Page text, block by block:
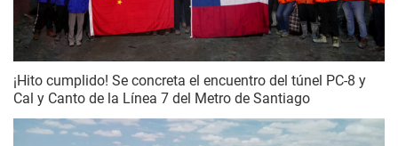
¡Hito cumplido! Se concreta el encuentro del túnel PC-8 y
Cal y Canto de la Línea 7 del Metro de Santiago